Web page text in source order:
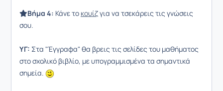
Βήμα 4: Κάνε το κουίζγια να τσεκάρεις τις γνώσεις
σου.
ΥΓ: Στα "Έγγραφα" θα βρεις τις σελίδες του μαθήματος
στο σχολικό βιβλίο, με υπογραμμισμένα τα σημαντικά
σημεία.